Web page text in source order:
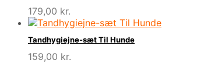
179,00 kr.
Tandhygiejne-sæt Til Hunde
159,00 kr.